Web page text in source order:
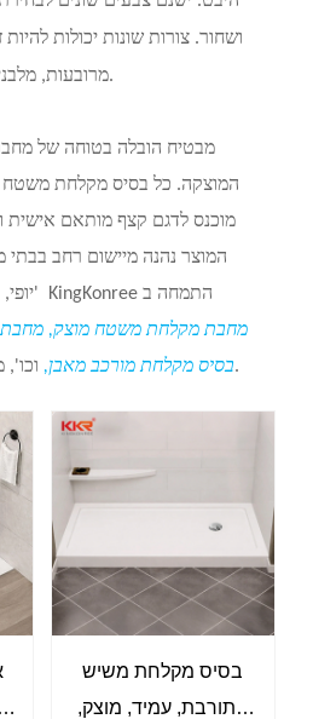
ושחור. צורות שונות יכולות להיות
מרובעות, מלבניות, סגלגלות ולא סדירות.
המוצקה. כל בסיס מקלחת משטח
מוכנס לדגם קצף מותאם אישית
המוצר נהנה מיישום רחב בבתי
יופי, דירות, סוויטות, וילות וכו'
KingKonree התמחה ב
מחבת מקלחת משטח מוצק,
בסיס מקלחת מורכב מאבן,וכו', מוזמן ליצור קשר לפרטים.
בסיס מקלחת משיש
מתורבת, עמיד, מוצק,